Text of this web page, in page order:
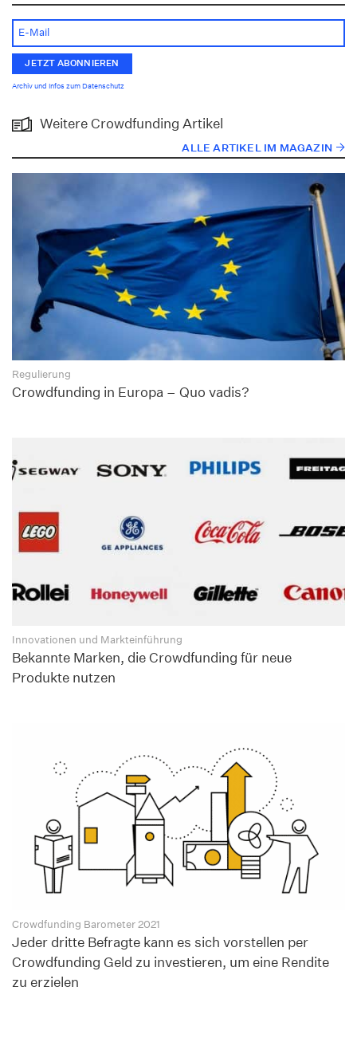
Archiv und Infos zum Datenschutz
Weitere Crowdfunding Artikel
ALLE ARTIKEL IM MAGAZIN
Regulierung
Crowdfunding in Europa – Quo vadis?
Innovationen und Markteinführung
Bekannte Marken, die Crowdfunding für neue
Produkte nutzen
Crowdfunding Barometer 2021
Jeder dritte Befragte kann es sich vorstellen per
Crowdfunding Geld zu investieren, um eine Rendite
zu erzielen